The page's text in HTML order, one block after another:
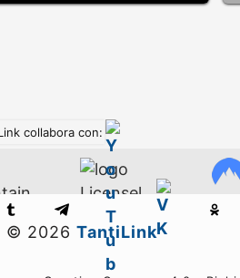
collabora con:
© 2026 TantiLink